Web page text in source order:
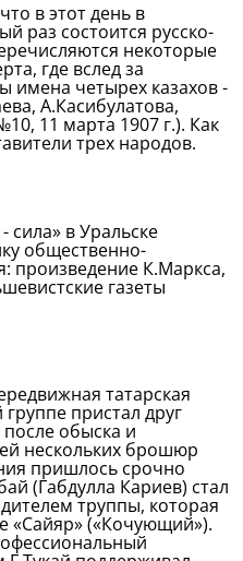
в этот день в
раз состоится русско-
некоторые
где вслед за
имена четырех казахов -
А.Касибулатова,
11 марта 1907 г.). Как
трех народов.
в Уральске
общественно-
произведение К.Маркса,
газеты
татарская
пристал друг
обыска и
нескольких брошюр
пришлось срочно
(Габдулла Кариев) стал
труппы, которая
«Сайяр» («Кочующий»).